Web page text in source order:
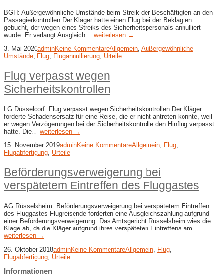
BGH: Außergewöhnliche Umstände beim Streik der Beschäftigten an den
Passagierkontrollen Der Kläger hatte einen Flug bei der Beklagten
gebucht, der wegen eines Streiks des Sicherheitspersonals annulliert
wurde. Er verlangt Ausgleich… weiterlesen →
3. Mai 2020adminKeine KommentareAllgemein, Außergewöhnliche
Umstände, Flug, Flugannullierung, Urteile
Flug verpasst wegen
Sicherheitskontrollen
LG Düsseldorf: Flug verpasst wegen Sicherheitskontrollen Der Kläger
forderte Schadensersatz für eine Reise, die er nicht antreten konnte, weil
er wegen Verzögerungen bei der Sicherheitskontrolle den Hinflug verpasst
hatte. Die… weiterlesen →
15. November 2019adminKeine KommentareAllgemein, Flug,
Flugabfertigung, Urteile
Beförderungsverweigerung bei
verspätetem Eintreffen des Fluggastes
AG Rüsselsheim: Beförderungsverweigerung bei verspätetem Eintreffen
des Fluggastes Flugreisende forderten eine Ausgleichszahlung aufgrund
einer Beförderungsverweigerung. Das Amtsgericht Rüsselsheim wies die
Klage ab, da die Kläger aufgrund ihres verspäteten Eintreffens am…
weiterlesen →
26. Oktober 2018adminKeine KommentareAllgemein Flug
Flugabfertigung Urteile
Informationen